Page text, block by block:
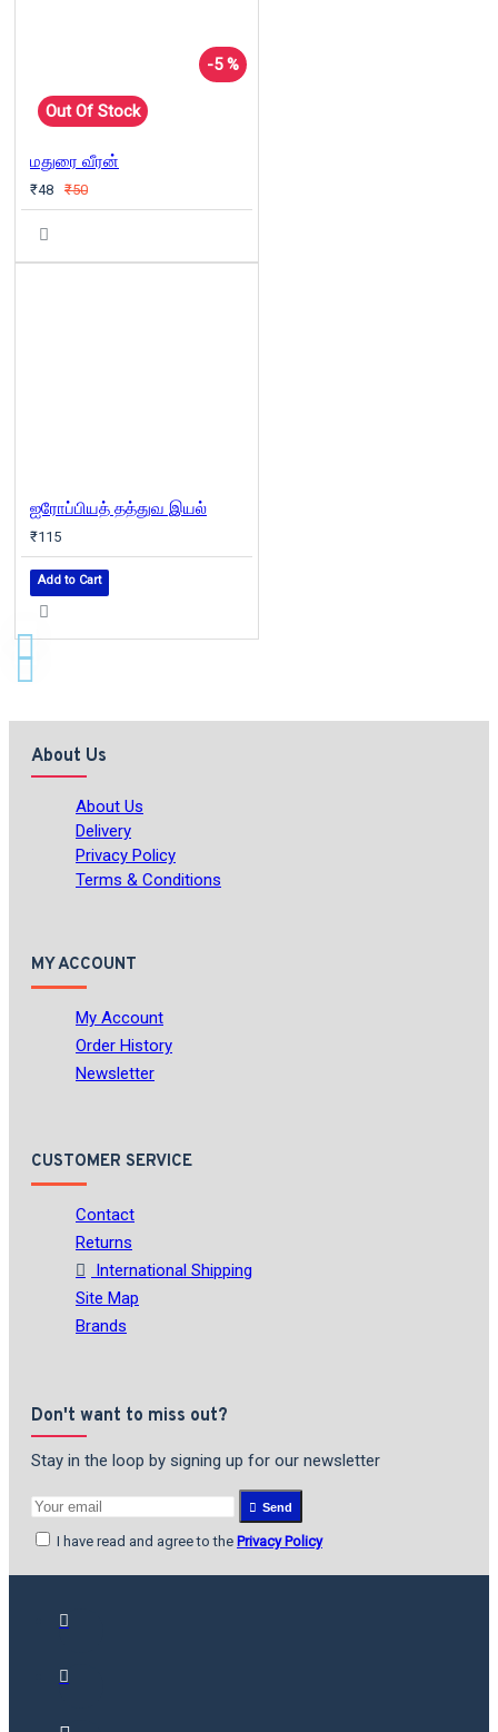
-5 %
Out Of Stock
மதுரை வீரன்
₹48 ₹50
ஐரோப்பியத் தத்துவ இயல்
₹115
Add to Cart
About Us
About Us
Delivery
Privacy Policy
Terms & Conditions
MY ACCOUNT
My Account
Order History
Newsletter
CUSTOMER SERVICE
Contact
Returns
International Shipping
Site Map
Brands
Don't want to miss out?
Stay in the loop by signing up for our newsletter
Send
I have read and agree to the Privacy Policy